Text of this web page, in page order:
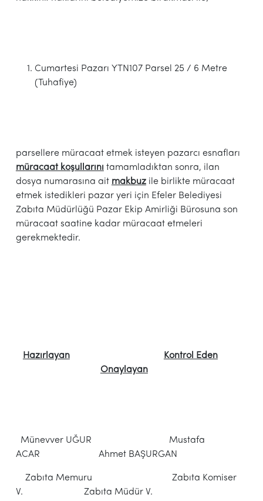
Cumartesi Pazarı YTN107 Parsel 25 / 6 Metre
(Tuhafiye)
parsellere müracaat etmek isteyen pazarcı esnafları
müracaat koşullarını tamamladıktan sonra, ilan
dosya numarasına ait makbuzile birlikte müracaat
etmek istedikleri pazar yeri için Efeler Belediyesi
Zabıta Müdürlüğü Pazar Ekip Amirliği Bürosuna son
müracaat saatine kadar müracaat etmeleri
gerekmektedir.
Hazırlayan
Kontrol Eden
Onaylayan
Münevver UĞUR Mustafa
ACAR Ahmet BAŞURGAN
Zabıta Memuru Zabıta Komiser
V. Zabıta Müdür V.